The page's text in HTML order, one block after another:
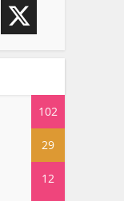
102
29
12